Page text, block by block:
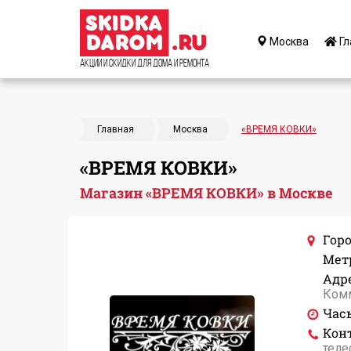
Акции и Скидки для дома и ремонта
Москва
Главная Москва «ВРЕМЯ КОВКИ»
«ВРЕМЯ КОВКИ»
Магазин «ВРЕМЯ КОВКИ» в Москве